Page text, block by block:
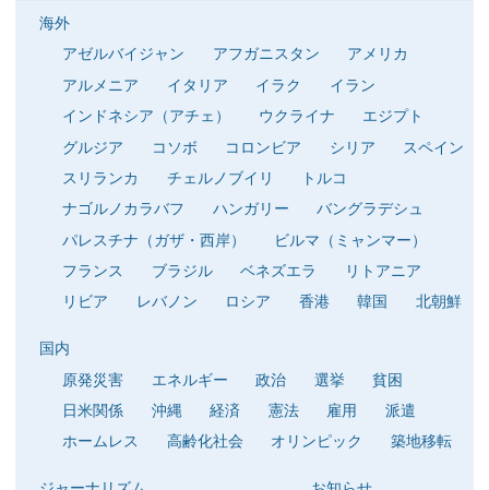
海外
アゼルバイジャン
アフガニスタン
アメリカ
アルメニア
イタリア イラク
イラン
インドネシア（アチェ）
ウクライナ
エジプト
グルジア
コソボ コロンビア シリア
スペイン
スリランカ
チェルノブイリ
トルコ
ナゴルノカラバフ
ハンガリー
バングラデシュ
パレスチナ（ガザ・西岸）
ビルマ（ミャンマー）
フランス
ブラジル ベネズエラ
リトアニア
リビア
レバノン ロシア 香港 韓国 北朝鮮
国内
原発災害
エネルギー 政治 選挙
貧困
日米関係
沖縄 経済 憲法 雇用
派遣
ホームレス
高齢化社会 オリンピック 築地移転